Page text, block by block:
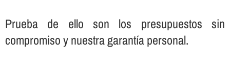
Prueba de ello son los presupuestos sin
compromiso y nuestra garantí­a personal.